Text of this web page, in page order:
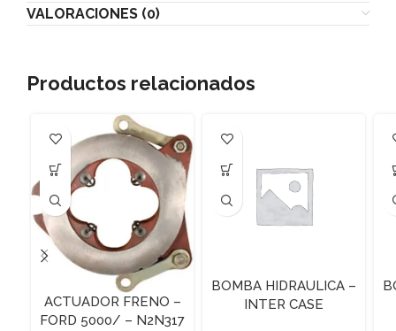
VALORACIONES (0)
Productos relacionados
ACTUADOR FRENO –
FORD 5000/ – N2N317
BOMBA HIDRAULICA –
INTER CASE